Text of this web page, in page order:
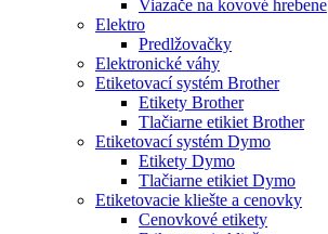
Viazače na kovové hrebene
Elektro
Predlžovačky
Elektronické váhy
Etiketovací systém Brother
Etikety Brother
Tlačiarne etikiet Brother
Etiketovací systém Dymo
Etikety Dymo
Tlačiarne etikiet Dymo
Etiketovacie kliešte a cenovky
Cenovkové etikety